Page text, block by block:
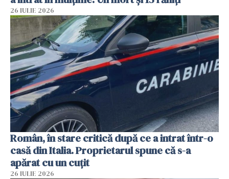
26 IULIE 2026
Român, în stare critică după ce a intrat într-o
casă din Italia. Proprietarul spune că s-a
apărat cu un cuțit
26 IULIE 2026